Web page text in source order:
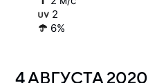
2
6%
4 АВГУСТА2020